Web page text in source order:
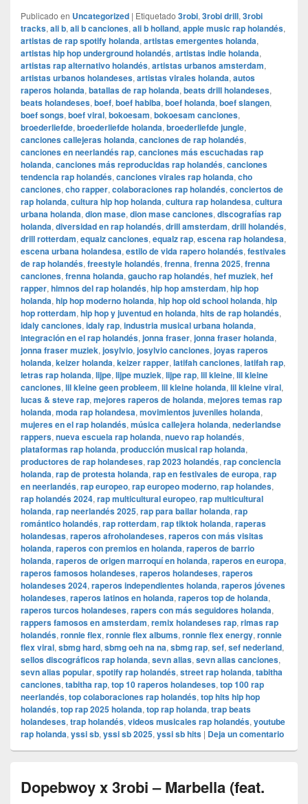
Publicado en Uncategorized | Etiquetado 3robi, 3robi drill, 3robi
tracks, ali b, ali b canciones, ali b holland, apple music rap holandés,
artistas de rap spotify holanda, artistas emergentes holanda,
artistas hip hop underground holandés, artistas indie holanda,
artistas rap alternativo holandés, artistas urbanos amsterdam,
artistas urbanos holandeses, artistas virales holanda, autos
raperos holanda, batallas de rap holanda, beats drill holandeses,
beats holandeses, boef, boef habiba, boef holanda, boef slangen,
boef songs, boef viral, bokoesam, bokoesam canciones,
broederliefde, broederliefde holanda, broederliefde jungle,
canciones callejeras holanda, canciones de rap holandés,
canciones en neerlandés rap, canciones más escuchadas rap
holanda, canciones más reproducidas rap holandés, canciones
tendencia rap holandés, canciones virales rap holanda, cho
canciones, cho rapper, colaboraciones rap holandés, conciertos de
rap holanda, cultura hip hop holanda, cultura rap holandesa, cultura
urbana holanda, dion mase, dion mase canciones, discografías rap
holanda, diversidad en rap holandés, drill amsterdam, drill holandés,
drill rotterdam, equalz canciones, equalz rap, escena rap holandesa,
escena urbana holandesa, estilo de vida rapero holandés, festivales
de rap holandés, freestyle holandés, frenna, frenna 2025, frenna
canciones, frenna holanda, gaucho rap holandés, hef muziek, hef
rapper, himnos del rap holandés, hip hop amsterdam, hip hop
holanda, hip hop moderno holanda, hip hop old school holanda, hip
hop rotterdam, hip hop y juventud en holanda, hits de rap holandés,
idaly canciones, idaly rap, industria musical urbana holanda,
integración en el rap holandés, jonna fraser, jonna fraser holanda,
jonna fraser muziek, josylvio, josylvio canciones, joyas raperos
holanda, keizer holanda, keizer rapper, latifah canciones, latifah rap,
letras rap holanda, lijpe, lijpe muziek, lijpe rap, lil kleine, lil kleine
canciones, lil kleine geen probleem, lil kleine holanda, lil kleine viral,
lucas & steve rap, mejores raperos de holanda, mejores temas rap
holanda, moda rap holandesa, movimientos juveniles holanda,
mujeres en el rap holandés, música callejera holanda, nederlandse
rappers, nueva escuela rap holanda, nuevo rap holandés,
plataformas rap holanda, producción musical rap holanda,
productores de rap holandeses, rap 2023 holandés, rap conciencia
holanda, rap de protesta holanda, rap en festivales de europa, rap
en neerlandés, rap europeo, rap europeo moderno, rap holandes,
rap holandés 2024, rap multicultural europeo, rap multicultural
holanda, rap neerlandés 2025, rap para bailar holanda, rap
romántico holandés, rap rotterdam, rap tiktok holanda, raperas
holandesas, raperos afroholandeses, raperos con más visitas
holanda, raperos con premios en holanda, raperos de barrio
holanda, raperos de origen marroquí en holanda, raperos en europa,
raperos famosos holandeses, raperos holandeses, raperos
holandeses 2024, raperos independientes holanda, raperos jóvenes
holandeses, raperos latinos en holanda, raperos top de holanda,
raperos turcos holandeses, rapers con más seguidores holanda,
rappers famosos en amsterdam, remix holandeses rap, rimas rap
holandés, ronnie flex, ronnie flex albums, ronnie flex energy, ronnie
flex viral, sbmg hard, sbmg oeh na na, sbmg rap, sef, sef nederland,
sellos discográficos rap holanda, sevn alias, sevn alias canciones,
sevn alias popular, spotify rap holandés, street rap holanda, tabitha
canciones, tabitha rap, top 10 raperos holandeses, top 100 rap
neerlandés, top colaboraciones rap holandés, top hits hip hop
holandés, top rap 2025 holanda, top rap holanda, trap beats
holandeses, trap holandés, videos musicales rap holandés, youtube
rap holanda, yssi sb, yssi sb 2025, yssi sb hits | Deja un comentario
Dopebwoy x 3robi – Marbella (feat.